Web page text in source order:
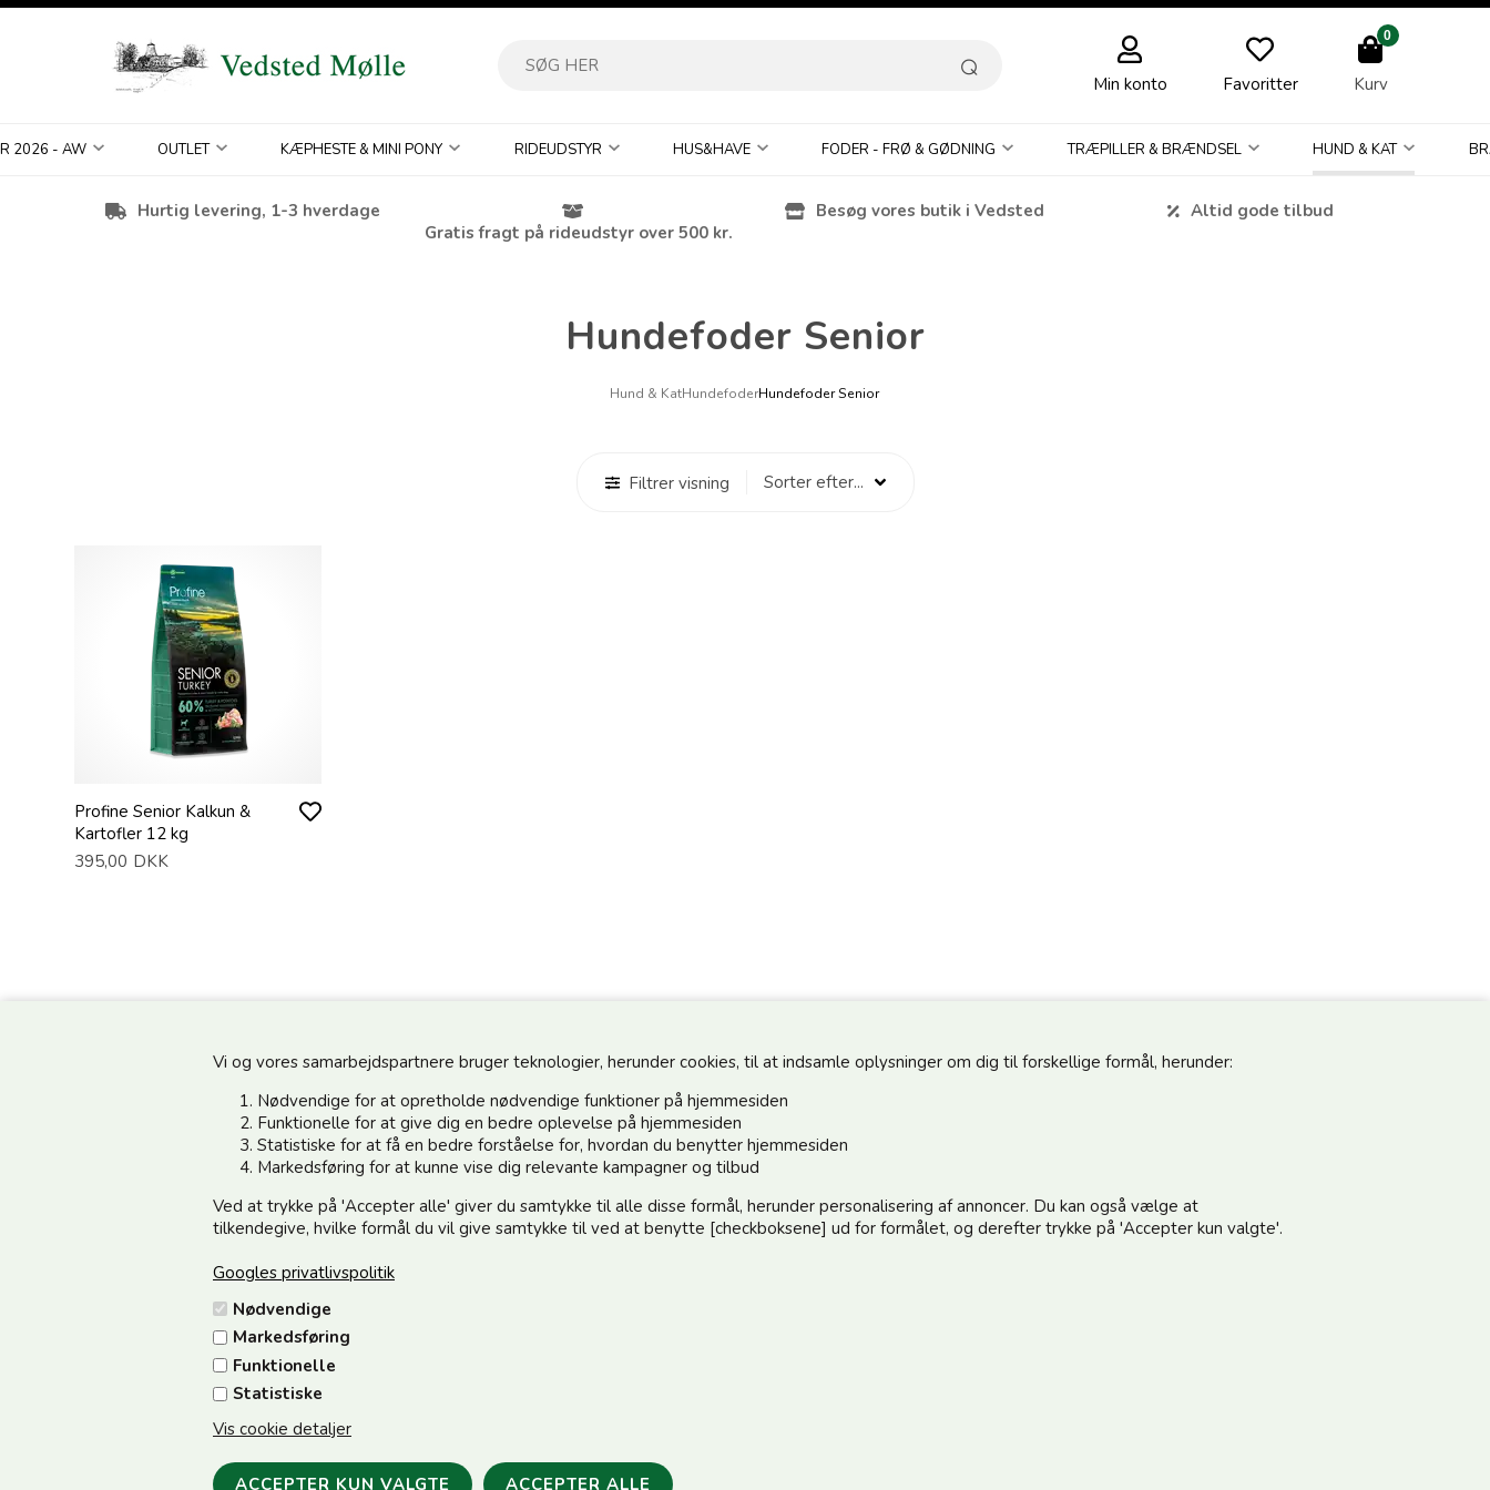
Vi og vores samarbejdspartnere bruger teknologier, herunder cookies, til at indsamle oplysninger om dig til forskellige formål, herunder:
Nødvendige for at opretholde nødvendige funktioner på hjemmesiden
Funktionelle for at give dig en bedre oplevelse på hjemmesiden
Statistiske for at få en bedre forståelse for, hvordan du benytter hjemmesiden
Markedsføring for at kunne vise dig relevante kampagner og tilbud
Ved at trykke på 'Accepter alle' giver du samtykke til alle disse formål, herunder personalisering af annoncer. Du kan også vælge at
tilkendegive, hvilke formål du vil give samtykke til ved at benytte [checkboksene] ud for formålet, og derefter trykke på 'Accepter kun valgte'.
Googles privatlivspolitik
Nødvendige
Markedsføring
Funktionelle
Statistiske
Vis cookie detaljer
Min konto Favoritter
0
Kurv
2026 - AW OUTLET KÆPHESTE & MINI PONY RIDEUDSTYR HUS&HAVE FODER - FRØ & GØDNING TRÆPILLER & BRÆNDSEL HUND & KAT
Hurtig levering, 1-3 hverdage
Gratis fragt på rideudstyr over 500 kr.
Besøg vores butik i Vedsted Altid gode tilbud
Hundefoder Senior
Hund & KatHundefoderHundefoder Senior
Filtrer visning
Profine Senior Kalkun &
Kartofler 12 kg
395,00 DKK
Din side - Log ind her
Handelsbetingelser
Fortrydelse/Reklamation
Samarbejdspartnere
Kundeservice
Vedsted Mølle A/S
6500 Vojens
CVR 49879415 Mail
Tlf. +45 74 54 51 06
Åbningstider: Man-Fre 9.00-17.00 | Middagslukket 12.00-12.30 | Lørdag 9.00-
Tilmeld dig vores nyhedsbrev og modtag gode tilbud